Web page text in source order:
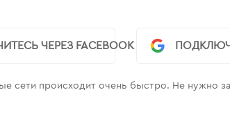
ЧЕРЕЗ FACEBOOK
сети происходит очень быстро. Не нужно